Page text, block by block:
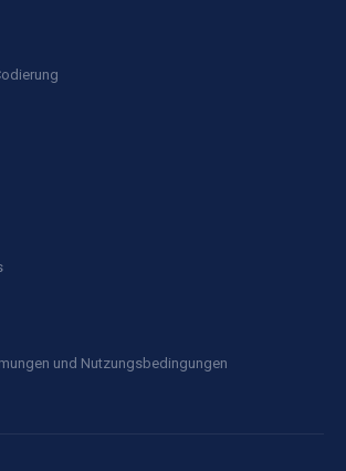
und Nutzungsbedingungen